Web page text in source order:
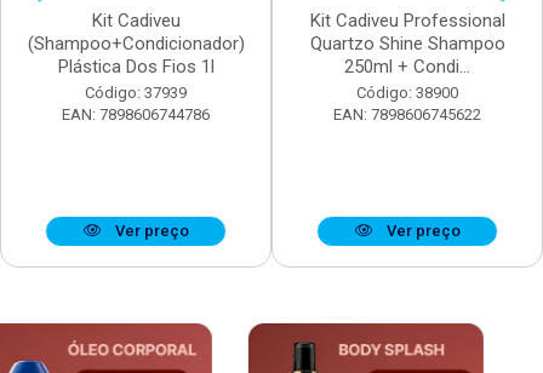
Kit Cadiveu
(Shampoo+Condicionador)
Plástica Dos Fios 1l
Código: 37939
EAN: 7898606744786
Ver preço
Kit Cadiveu Professional
Quartzo Shine Shampoo
250ml + Condi...
Código: 38900
EAN: 7898606745622
Ver preço